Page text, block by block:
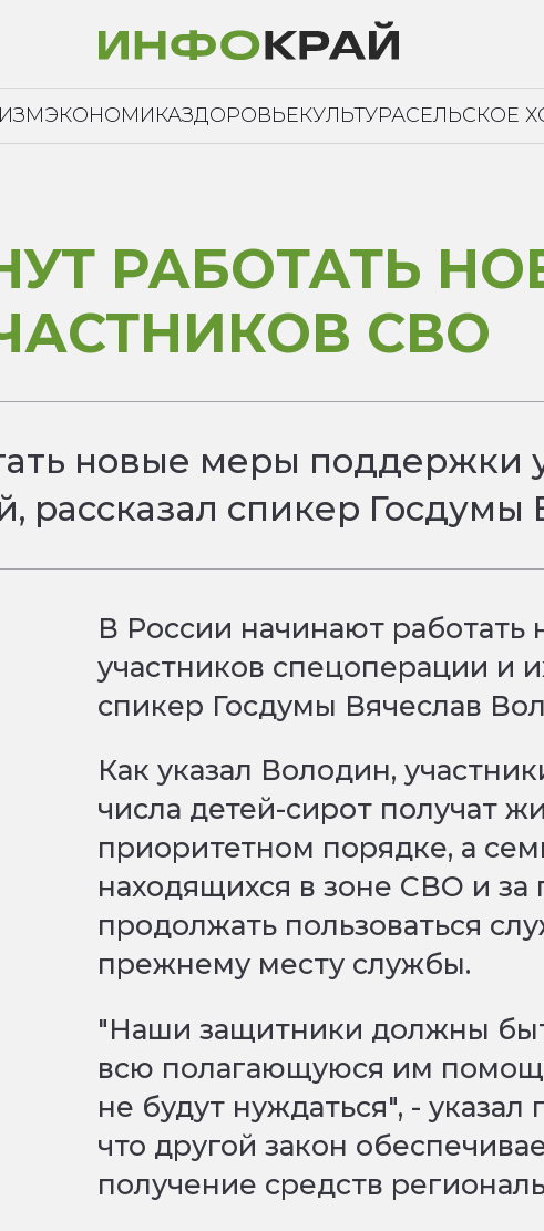
ЭКОНОМИКАЗДОРОВЬЕКУЛЬТУРАСЕЛЬСКОЕ
РАБОТАТЬ
СВО
новые меры поддержки
рассказал спикер Госдумы
В России начинают
участников спецоперации и
спикер Госдумы Вячеслав
Как указал Володин,
числа детей-сирот получат
приоритетном порядке, а
находящихся в зоне СВО и
продолжать пользоваться
прежнему месту службы.
"Наши защитники должны
всю полагающуюся им
не будут нуждаться", - указал
что другой закон
получение средств